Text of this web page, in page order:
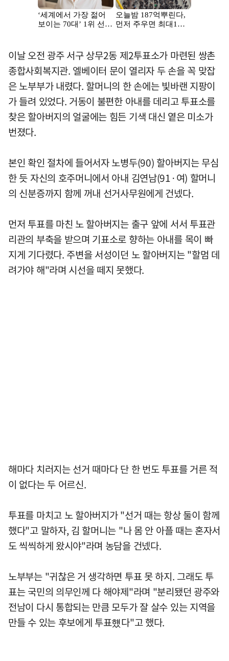
이날 오전 광주 서구 상무2동 제2투표소가 마련된 쌍촌
종합사회복지관. 엘베이터 문이 열리자 두 손을 꼭 맞잡
은 노부부가 내렸다. 할머니의 한 손에는 빛바랜 지팡이
가 들려 있었다. 거동이 불편한 아내를 데리고 투표소를
찾은 할아버지의 얼굴에는 힘든 기색 대신 옅은 미소가
번졌다.
본인 확인 절차에 들어서자 노병두(90) 할아버지는 무심
한 듯 자신의 호주머니에서 아내 김연남(91·여) 할머니
의 신분증까지 함께 꺼내 선거사무원에게 건넸다.
먼저 투표를 마친 노 할아버지는 출구 앞에 서서 투표관
리관의 부축을 받으며 기표소로 향하는 아내를 목이 빠
지게 기다렸다. 주변을 서성이던 노 할아버지는 "할멈 데
려가야 해"라며 시선을 떼지 못했다.
해마다 치러지는 선거 때마다 단 한 번도 투표를 거른 적
이 없다는 두 어르신.
투표를 마치고 노 할아버지가 "선거 때는 항상 둘이 함께
했다"고 말하자, 김 할머니는 "나 몸 안 아플 때는 혼자서
도 씩씩하게 왔시야"라며 농담을 건넸다.
노부부는 "귀찮은 거 생각하면 투표 못 하지. 그래도 투
표는 국민의 의무인께 다 해야제"라며 "분리됐던 광주와
전남이 다시 통합되는 만큼 모두가 잘 살수 있는 지역을
만들 수 있는 후보에게 투표헀다"고 했다.